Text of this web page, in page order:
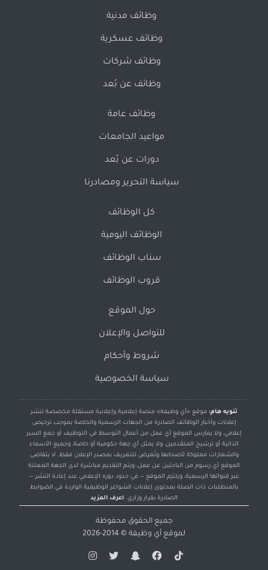
وظائف مدنية
وظائف عسكرية
وظائف شركات
وظائف عن بُعد
وظائف عامة
مواعيد الجامعات
دورات عن بُعد
سياسة التحرير ومصادرنا
كل الوظائف
الوظائف اليومية
سناب الوظائف
قروب الوظائف
حول الموقع
للتواصل والإعلان
شروط وأحكام
سياسة الخصوصية
تنويه هام: موقع «أي وظيفة» منصة إعلامية وإعلانية مستقلة مخصصة لنشر
إعلانات وأخبار الوظائف الصادرة من الجهات الرسمية والخاصة بموجب ترخيص
إعلامي، ولا يمارس الموقع أي عمل من أعمال التوسط في التوظيف أو جمع السير
الذاتية أو ترشيح المتقدمين، ولا يمثل أي جهة حكومية أو خاصة، وجميع الأسماء
والشعارات مملوكة لأصحابها وتُعرض للتعريف بمصدر الإعلان فقط. لا يتقاضى
الموقع أي رسوم من الباحثين عن عمل، ويتم التقديم مباشرة لدى الجهة المعلنة
عبر قنواتها الرسمية، ويلتزم الموقع — في حدود دوره الإعلامي عند إعادة النشر —
بالمتطلبات ذات الصلة بمحتوى إعلانات الشواغر الوظيفية الواردة في الضوابط
الصادرة بقرار وزاري. اعرف المزيد
جميع الحقوق محفوظة
لموقع أي وظيفة © 2014-2026